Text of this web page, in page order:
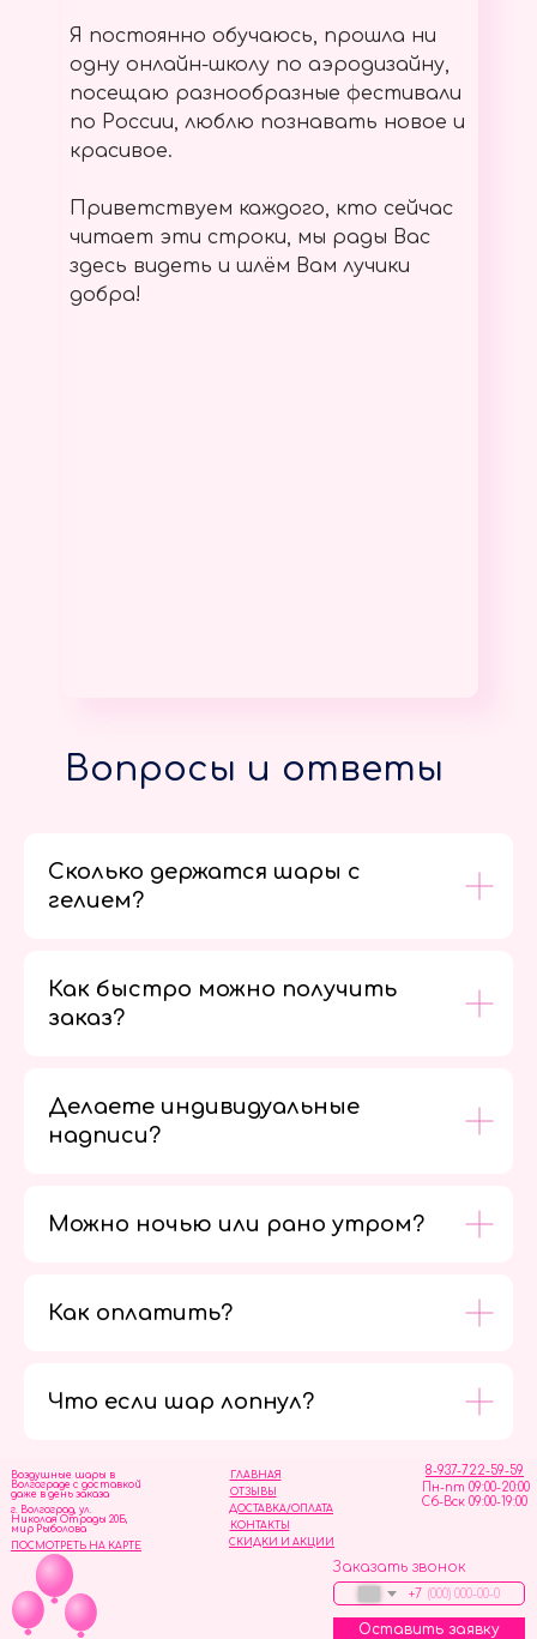
Я постоянно обучаюсь, прошла ни
одну онлайн-школу по аэродизайну,
посещаю разнообразные фестивали
по России, люблю познавать новое и
красивое.
Приветствуем каждого, кто сейчас
читает эти строки, мы рады Вас
здесь видеть и шлём Вам лучики
добра!
Вопросы и ответы
Сколько держатся шары с
гелием?
Как быстро можно получить
заказ?
Делаете индивидуальные
надписи?
Можно ночью или рано утром?
Как оплатить?
Что если шар лопнул?
ОТЗЫВЫ
ГЛАВНАЯ
ДОСТАВКА/ОПЛАТА
СКИДКИ И АКЦИИ
КОНТАКТЫ
8-937-722-59-59
Пн-пт 09:00-20:00
Сб-Вск 09:00-19:00
Воздушные шары в
Волгограде с доставкой
даже в день заказа
Заказать звонок
+7
Оставить заявку
г. Волгоград, ул.
Николая Отрады 20Б,
мир Рыболова
ПОСМОТРЕТЬ НА КАРТЕ